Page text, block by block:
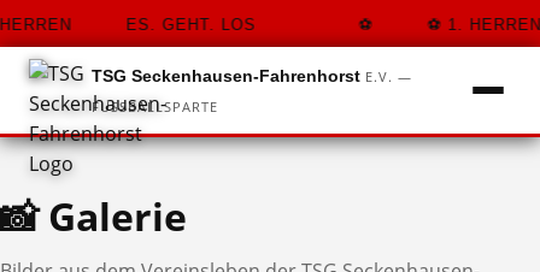
ES. GEHT. LOS 1. HERREN
TSG Seckenhausen-Fahrenhorst E.V. —
FUSSBALLSPARTE
📸 Galerie